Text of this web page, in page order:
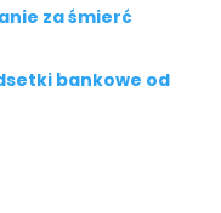
za śmierć
bankowe od